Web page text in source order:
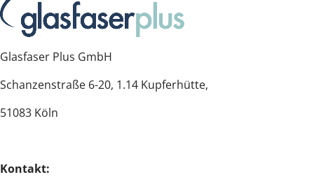
Glasfaser Plus GmbH
Schanzenstraße 6-20, 1.14 Kupferhütte,
51083 Köln
Kontakt: